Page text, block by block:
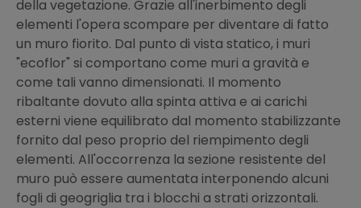
della vegetazione. Grazie all'inerbimento degli
elementi l'opera scompare per diventare di fatto
un muro fiorito. Dal punto di vista statico, i muri
"ecoflor" si comportano come muri a gravità e
come tali vanno dimensionati. Il momento
ribaltante dovuto alla spinta attiva e ai carichi
esterni viene equilibrato dal momento stabilizzante
fornito dal peso proprio del riempimento degli
elementi. All'occorrenza la sezione resistente del
muro può essere aumentata interponendo alcuni
fogli di geogriglia tra i blocchi a strati orizzontali.